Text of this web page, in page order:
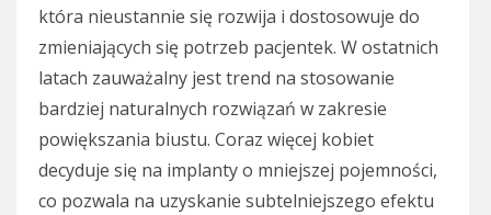
która nieustannie się rozwija i dostosowuje do
zmieniających się potrzeb pacjentek. W ostatnich
latach zauważalny jest trend na stosowanie
bardziej naturalnych rozwiązań w zakresie
powiększania biustu. Coraz więcej kobiet
decyduje się na implanty o mniejszej pojemności,
co pozwala na uzyskanie subtelniejszego efektu